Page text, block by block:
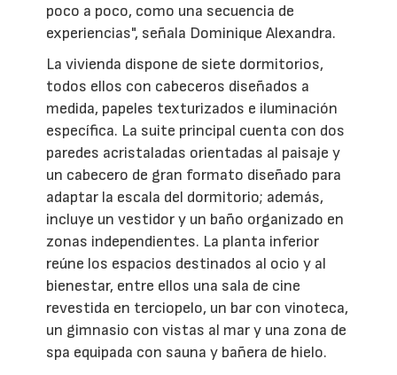
poco a poco, como una secuencia de
experiencias", señala Dominique Alexandra.
La vivienda dispone de siete dormitorios,
todos ellos con cabeceros diseñados a
medida, papeles texturizados e iluminación
específica. La suite principal cuenta con dos
paredes acristaladas orientadas al paisaje y
un cabecero de gran formato diseñado para
adaptar la escala del dormitorio; además,
incluye un vestidor y un baño organizado en
zonas independientes. La planta inferior
reúne los espacios destinados al ocio y al
bienestar, entre ellos una sala de cine
revestida en terciopelo, un bar con vinoteca,
un gimnasio con vistas al mar y una zona de
spa equipada con sauna y bañera de hielo.